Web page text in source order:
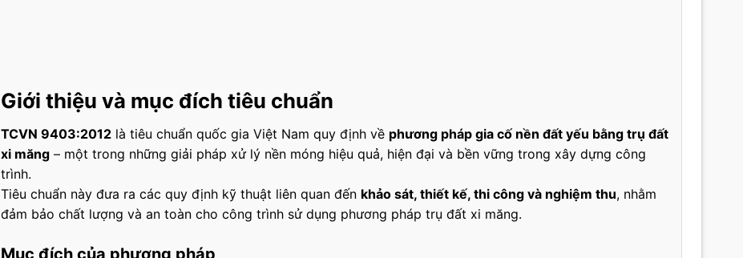
Giới thiệu và mục đích tiêu chuẩn
TCVN 9403:2012 là tiêu chuẩn quốc gia Việt Nam quy định về phương pháp gia cố nền đất yếu bằng trụ đất
xi măng – một trong những giải pháp xử lý nền móng hiệu quả, hiện đại và bền vững trong xây dựng công
trình.
Tiêu chuẩn này đưa ra các quy định kỹ thuật liên quan đến khảo sát, thiết kế, thi công và nghiệm thu, nhằm
đảm bảo chất lượng và an toàn cho công trình sử dụng phương pháp trụ đất xi măng.
Mục đích của phương pháp